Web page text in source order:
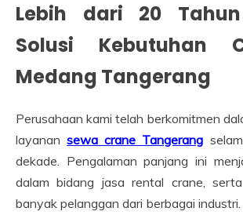
Lebih dari 20
Solusi Kebutuhan
Medang Tangerang
Perusahaan kami telah berkomitmen
layanansewa crane Tangerang
dekade. Pengalaman panjang ini
dalam bidang jasa rental crane,
banyak pelanggan dari berbagai